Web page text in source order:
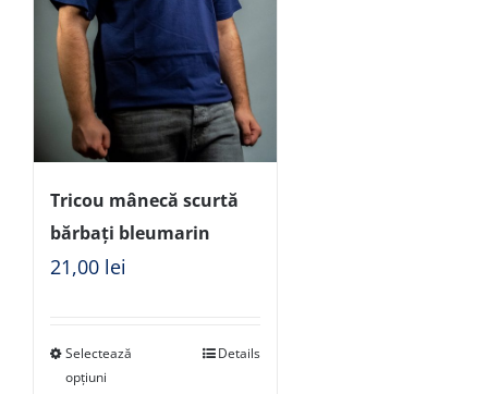
Tricou mânecă scurtă
bărbați bleumarin
21,00 lei
Selectează
opțiuni
Details